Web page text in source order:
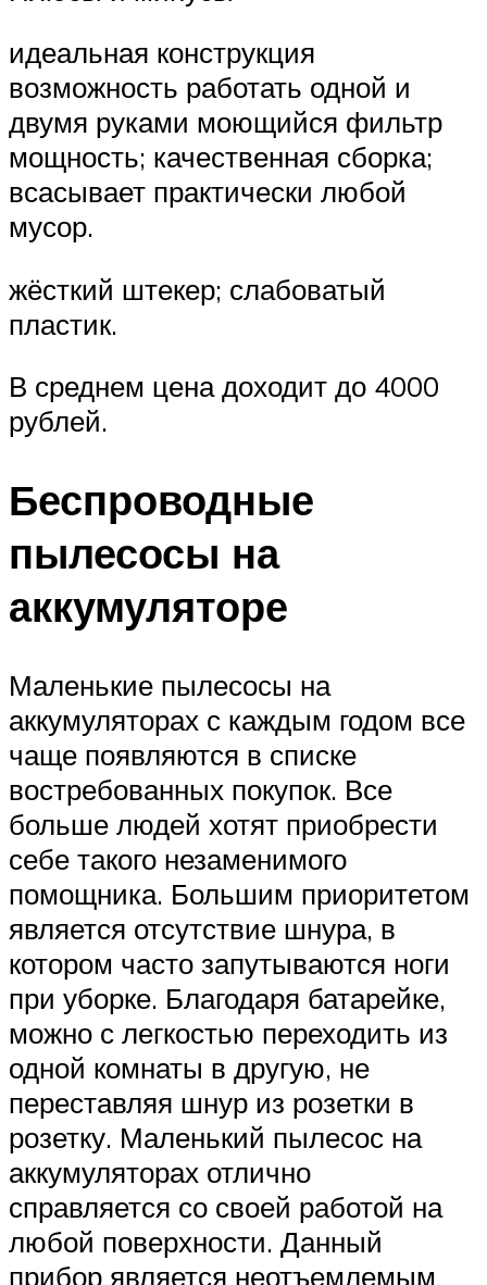
идеальная конструкция
возможность работать одной и
двумя руками моющийся фильтр
мощность; качественная сборка;
всасывает практически любой
мусор.
жёсткий штекер; слабоватый
пластик.
В среднем цена доходит до 4000
рублей.
Беспроводные
пылесосы на
аккумуляторе
Маленькие пылесосы на
аккумуляторах с каждым годом все
чаще появляются в списке
востребованных покупок. Все
больше людей хотят приобрести
себе такого незаменимого
помощника. Большим приоритетом
является отсутствие шнура, в
котором часто запутываются ноги
при уборке. Благодаря батарейке,
можно с легкостью переходить из
одной комнаты в другую, не
переставляя шнур из розетки в
розетку. Маленький пылесос на
аккумуляторах отлично
справляется со своей работой на
любой поверхности. Данный
прибор является неотъемлемым